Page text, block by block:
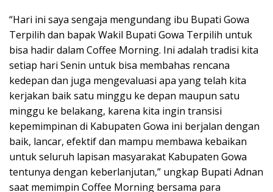
“Hari ini saya sengaja mengundang ibu Bupati Gowa
Terpilih dan bapak Wakil Bupati Gowa Terpilih untuk
bisa hadir dalam Coffee Morning. Ini adalah tradisi kita
setiap hari Senin untuk bisa membahas rencana
kedepan dan juga mengevaluasi apa yang telah kita
kerjakan baik satu minggu ke depan maupun satu
minggu ke belakang, karena kita ingin transisi
kepemimpinan di Kabupaten Gowa ini berjalan dengan
baik, lancar, efektif dan mampu membawa kebaikan
untuk seluruh lapisan masyarakat Kabupaten Gowa
tentunya dengan keberlanjutan,” ungkap Bupati Adnan
saat memimpin Coffee Morning bersama para